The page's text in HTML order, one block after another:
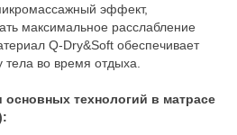
эффект,
максимальное расслабление
Q-Dry&Soft обеспечивает
во время отдыха.
технологий в матрасе